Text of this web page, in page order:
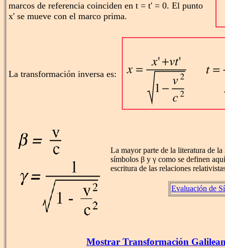
marcos de referencia coinciden en t = t' = 0. El punto
x' se mueve con el marco prima.
La transformación inversa es:
La mayor parte de la literatura de
símbolos β y γ como se definen
escritura de las relaciones
Evaluación de
Mostrar Transformación